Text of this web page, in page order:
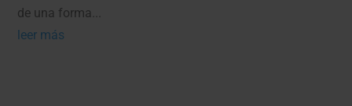
de una forma...
leer más